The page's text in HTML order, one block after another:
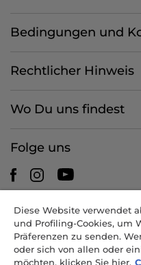
Bedingungen und
Rechtlicher Hinweis
Wo Du uns findest
Folge uns
CANDY HOOVER GROUP
RECHTSSITZ: Via Comolli 57 -
VERWALTUNGSSITZE: Via
Brugherio (MB) und Via Trento
Diese Website verwendet
und Profiling-Cookies, um
Präferenzen zu senden.
oder sich von allen oder
möchten, klicken Sie hier.